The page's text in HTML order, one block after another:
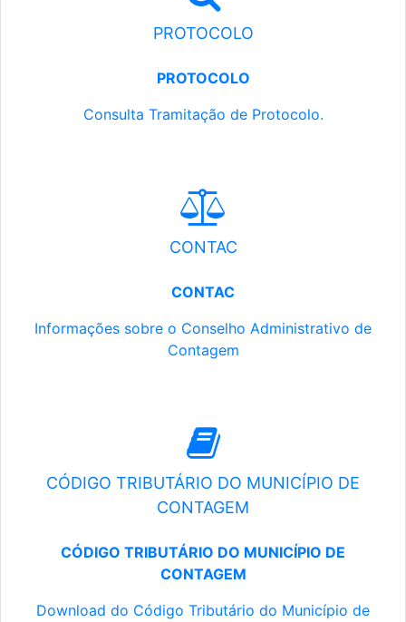
PROTOCOLO
PROTOCOLO
Consulta Tramitação de Protocolo.
CONTAC
CONTAC
Informações sobre o Conselho Administrativo de
Contagem
CÓDIGO TRIBUTÁRIO DO MUNICÍPIO DE
CONTAGEM
CÓDIGO TRIBUTÁRIO DO MUNICÍPIO DE
CONTAGEM
Download do Código Tributário do Município de